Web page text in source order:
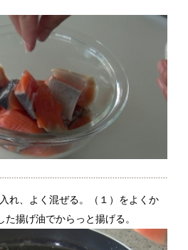
よく混ぜる。（１）をよくか
げ油でからっと揚げる。